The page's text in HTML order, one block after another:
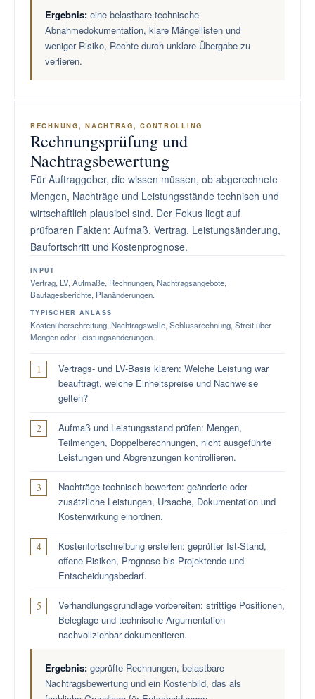
Ergebnis: eine belastbare technische
Abnahmedokumentation, klare Mängellisten und
weniger Risiko, Rechte durch unklare Übergabe zu
verlieren.
RECHNUNG, NACHTRAG, CONTROLLING
Rechnungsprüfung und
Nachtragsbewertung
Für Auftraggeber, die wissen müssen, ob abgerechnete
Mengen, Nachträge und Leistungsstände technisch und
wirtschaftlich plausibel sind. Der Fokus liegt auf
prüfbaren Fakten: Aufmaß, Vertrag, Leistungsänderung,
Baufortschritt und Kostenprognose.
INPUT
Vertrag, LV, Aufmaße, Rechnungen, Nachtragsangebote,
Bautagesberichte, Planänderungen.
TYPISCHER ANLASS
Kostenüberschreitung, Nachtragswelle, Schlussrechnung, Streit über
Mengen oder Leistungsänderungen.
Vertrags- und LV-Basis klären: Welche Leistung war
beauftragt, welche Einheitspreise und Nachweise
gelten?
Aufmaß und Leistungsstand prüfen: Mengen,
Teilmengen, Doppelberechnungen, nicht ausgeführte
Leistungen und Abgrenzungen kontrollieren.
Nachträge technisch bewerten: geänderte oder
zusätzliche Leistungen, Ursache, Dokumentation und
Kostenwirkung einordnen.
Kostenfortschreibung erstellen: geprüfter Ist-Stand,
offene Risiken, Prognose bis Projektende und
Entscheidungsbedarf.
Verhandlungsgrundlage vorbereiten: strittige Positionen,
Beleglage und technische Argumentation
nachvollziehbar dokumentieren.
Ergebnis: geprüfte Rechnungen, belastbare
Nachtragsbewertung und ein Kostenbild, das als